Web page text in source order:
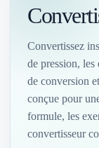
Convertissez
de pression, les
de conversion
conçue pour
formule, les
convertisseur